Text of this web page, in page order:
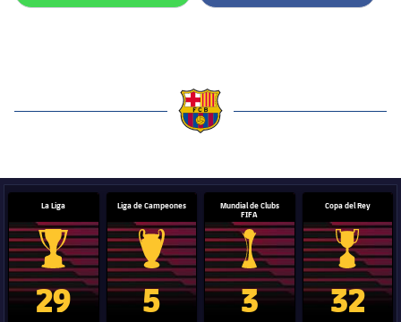
La Liga
Trofeo de La Liga
29
Liga de Campeones
Trofeo de la Liga de Campeones
5
Mundial de Clubs
FIFA
Trofeo del Mundial de
3
Copa del Rey
Copa del
32